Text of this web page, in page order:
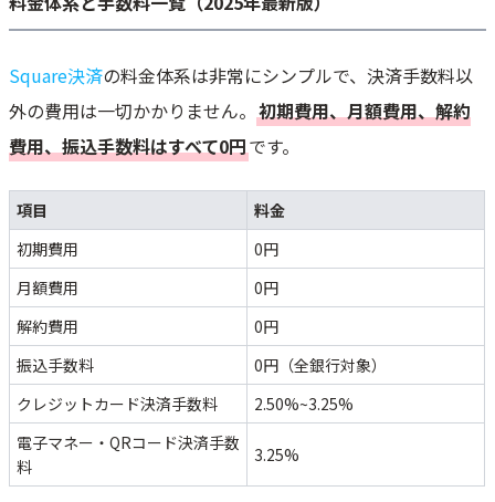
Square決済の料金体系は非常にシンプルで、決済手数料以
外の費用は一切かかりません。 初期費用、月額費用、解約
費用、振込手数料はすべて0円です。
項目
料金
初期費用
0円
月額費用
0円
解約費用
0円
振込手数料
0円（全銀行対象）
クレジットカード決済手数料
2.50%~3.25%
電子マネー・QRコード決済手数
料
3.25%